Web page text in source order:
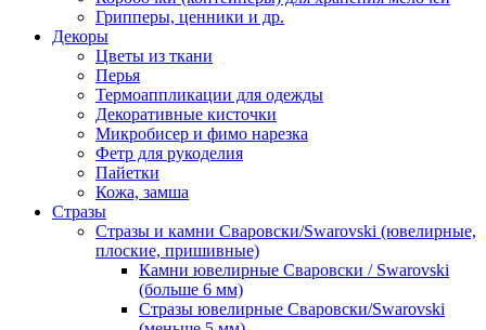
Грипперы, ценники и др.
Декоры
Цветы из ткани
Перья
Термоаппликации для одежды
Декоративные кисточки
Микробисер и фимо нарезка
Фетр для рукоделия
Пайетки
Кожа, замша
Стразы
Стразы и камни Сваровски/Swarovski (ювелирные,
плоские, пришивные)
Камни ювелирные Сваровски / Swarovski
(больше 6 мм)
Стразы ювелирные Сваровски/Swarovski